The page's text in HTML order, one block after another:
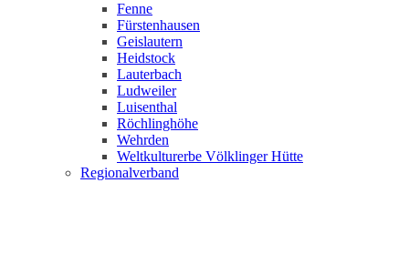
Fenne
Fürstenhausen
Geislautern
Heidstock
Lauterbach
Ludweiler
Luisenthal
Röchlinghöhe
Wehrden
Weltkulturerbe Völklinger Hütte
Regionalverband